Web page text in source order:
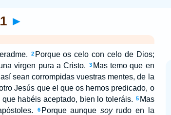
►
2 Porque os celo con celo de Dios;
virgen pura a Cristo. 3 Mas temo que en
sean corrompidas vuestras mentes, de la
Jesús que el que os hemos predicado, o
habéis aceptado, bien lo toleráis. 5 Mas
6 Porque aunque soyrudo en la